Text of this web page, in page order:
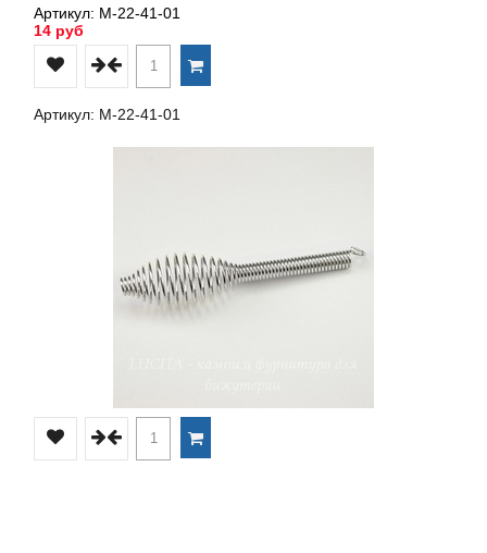
Артикул: М-22-41-01
14 руб
Артикул: М-22-41-01